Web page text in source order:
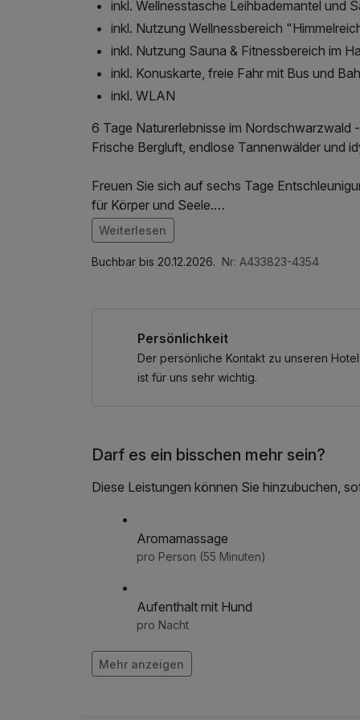
inkl. Wellnesstasche Leihbademantel und
inkl. Nutzung Wellnessbereich
inkl. Nutzung Sauna & Fitnessbereich im
inkl. Konuskarte, freie Fahr mit Bus und
inkl. WLAN
6 Tage Naturerlebnisse im Nordschwarzwald
Frische Bergluft, endlose Tannenwälder und
Freuen Sie sich auf sechs Tage
für Körper und Seele.
Erkunden Sie die abwechslungsreiche
genießen Sie wohltuende Stunden im
Spezialitäten verwöhnen.
Salatteller (Mi. und Sa. 14:00–17:00 Uhr)
*Leih-Wanderrucksack pro Zimmer mit
vom Frühstücksbuffet
Sonntags bleibt das Restaurant „Hannikel“
Im Angebot enthalten
1 Flasche Mineralwasser, Saunabenutzung,
Weiterlesen
Buchbar bis 20.12.2026. Nr: A433823-4354
Persönlichkeit
Der persönliche Kontakt zu unseren
ist für uns sehr wichtig.
Darf es ein bisschen mehr sein?
Diese Leistungen können Sie hinzubuchen,
Aromamassage
pro Person (55 Minuten)
Aufenthalt mit Hund
pro Nacht
Blumenstrauß
pro Stück
Mehr anzeigen